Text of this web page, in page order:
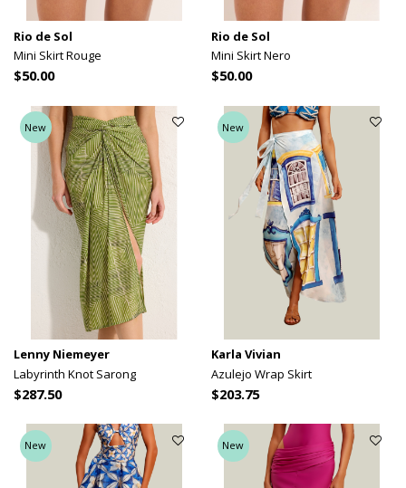
Rio de Sol
Mini Skirt Rouge
$50.00
Rio de Sol
Mini Skirt Nero
$50.00
New
Lenny Niemeyer
Labyrinth Knot Sarong
$287.50
New
Karla Vivian
Azulejo Wrap Skirt
$203.75
New New